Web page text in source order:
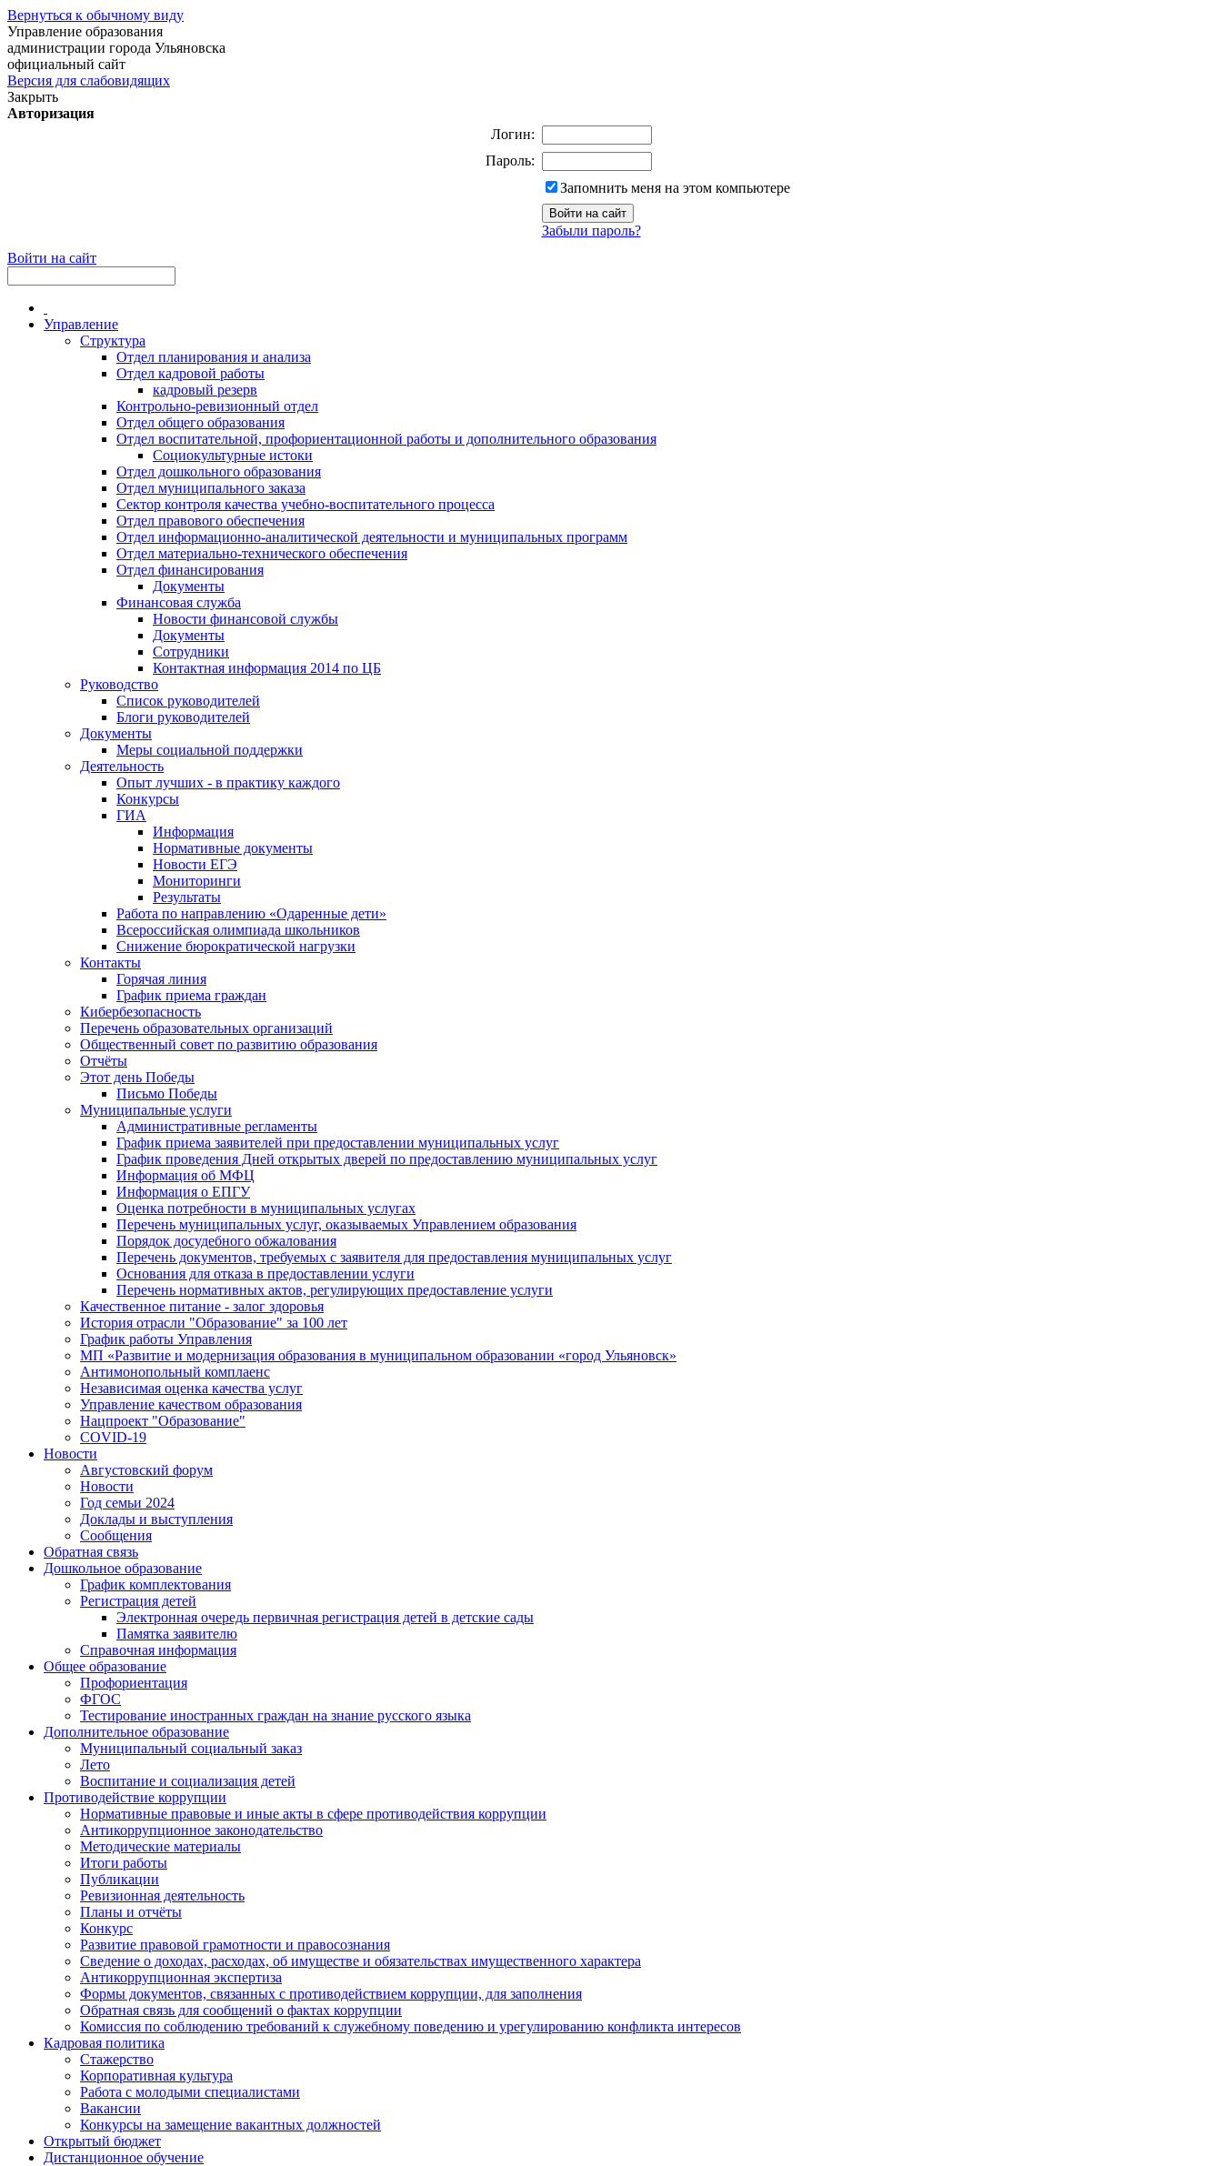
Вернуться к обычному виду
Управление образования
администрации города Ульяновска
официальный сайт
Версия для слабовидящих
Закрыть
Авторизация
Логин:
Пароль:
Запомнить меня на этом компьютере
Забыли пароль?
Войти на сайт
Управление
Структура
Отдел планирования и анализа
Отдел кадровой работы
кадровый резерв
Контрольно-ревизионный отдел
Отдел общего образования
Отдел воспитательной, профориентационной работы и дополнительного образования
Социокультурные истоки
Отдел дошкольного образования
Отдел муниципального заказа
Сектор контроля качества учебно-воспитательного процесса
Отдел правового обеспечения
Отдел информационно-аналитической деятельности и муниципальных программ
Отдел материально-технического обеспечения
Отдел финансирования
Документы
Финансовая служба
Новости финансовой службы
Документы
Сотрудники
Контактная информация 2014 по ЦБ
Руководство
Список руководителей
Блоги руководителей
Документы
Меры социальной поддержки
Деятельность
Опыт лучших - в практику каждого
Конкурсы
ГИА
Информация
Нормативные документы
Новости ЕГЭ
Мониторинги
Результаты
Работа по направлению «Одаренные дети»
Всероссийская олимпиада школьников
Снижение бюрократической нагрузки
Контакты
Горячая линия
График приема граждан
Кибербезопасность
Перечень образовательных организаций
Общественный совет по развитию образования
Отчёты
Этот день Победы
Письмо Победы
Mуниципальные услуги
Административные регламенты
График приема заявителей при предоставлении муниципальных услуг
График проведения Дней открытых дверей по предоставлению муниципальных услуг
Информация об МФЦ
Информация о ЕПГУ
Оценка потребности в муниципальных услугах
Перечень муниципальных услуг, оказываемых Управлением образования
Порядок досудебного обжалования
Перечень документов, требуемых с заявителя для предоставления муниципальных услуг
Основания для отказа в предоставлении услуги
Перечень нормативных актов, регулирующих предоставление услуги
Качественное питание - залог здоровья
История отрасли "Oбразованиe" за 100 лет
График работы Управления
МП «Развитие и модернизация образования в муниципальном образовании «город Ульяновск»
Антимонопольный комплаенс
Независимая оценка качества услуг
Управление качеством образования
Нацпроект "Образование"
COVID-19
Новости
Августовский форум
Новости
Год семьи 2024
Доклады и выступления
Сообщения
Обратная связь
Дошкольное образование
График комплектования
Регистрация детей
Электронная очередь первичная регистрация детей в детские сады
Памятка заявителю
Справочная информация
Общее образование
Профориентация
ФГОС
Тестирование иностранных граждан на знание русского языка
Дополнительное образование
Муниципальный социальный заказ
Лето
Воспитание и социализация детей
Противодействие коррупции
Нормативные правовые и иные акты в сфере противодействия коррупции
Антикоррупционное законодательство
Методические материалы
Итоги работы
Публикации
Ревизионная деятельность
Планы и отчёты
Конкурс
Развитие правовой грамотности и правосознания
Сведение о доходах, расходах, об имуществе и обязательствах имущественного характера
Антикоррупционная экспертиза
Формы документов, связанных с противодействием коррупции, для заполнения
Обратная связь для сообщений о фактах коррупции
Комиссия по соблюдению требований к служебному поведению и урегулированию конфликта интересов
Кадровая политика
Стажерство
Корпоративная культура
Работа с молодыми специалистами
Вакансии
Конкурсы на замещение вакантных должностей
Открытый бюджет
Дистанционное обучение